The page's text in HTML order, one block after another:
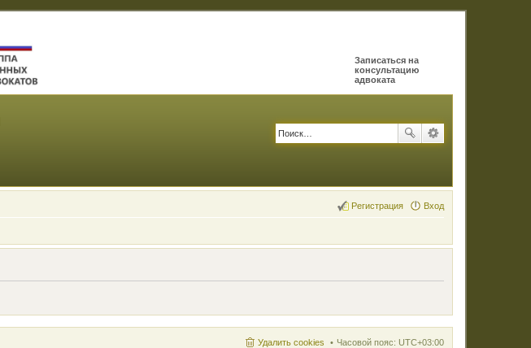
Записаться на
консультацию
адвоката
Вход
Регистрация
Часовой пояс: UTC+03:00
Удалить cookies